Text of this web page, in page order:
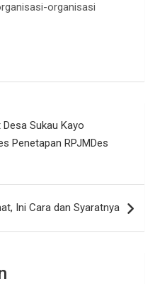
organisasi
Sukau Kayo
Penetapan RPJMDes
Ini Cara dan Syaratnya